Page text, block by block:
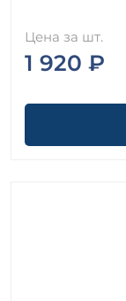
Цена за шт.
1 920 ₽